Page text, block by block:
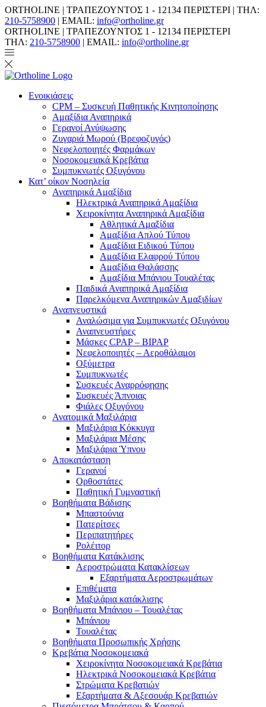
ORTHOLINE | ΤΡΑΠΕΖΟΥΝΤΟΣ 1 - 12134 ΠΕΡΙΣΤΕΡΙ | ΤΗΛ:
210-5758900 | EMAIL: info@ortholine.gr
ORTHOLINE | ΤΡΑΠΕΖΟΥΝΤΟΣ 1 - 12134 ΠΕΡΙΣΤΕΡΙ
ΤΗΛ: 210-5758900 | EMAIL: info@ortholine.gr
Ενοικιάσεις
CPM – Συσκευή Παθητικής Κινητοποίησης
Αμαξίδια Αναπηρικά
Γερανοί Ανύψωσης
Ζυγαριά Μωρού (Βρεφοζυγός)
Νεφελοποιητές Φαρμάκων
Νοσοκομειακά Κρεβάτια
Συμπυκνωτές Οξυγόνου
Κατ’ οίκον Νοσηλεία
Αναπηρικά Αμαξίδια
Ηλεκτρικά Αναπηρικά Αμαξίδια
Χειροκίνητα Αναπηρικά Αμαξίδια
Αθλητικά Αμαξίδια
Αμαξίδια Απλού Τύπου
Αμαξίδια Ειδικού Τύπου
Αμαξίδια Ελαφρού Τύπου
Αμαξίδια Θαλάσσης
Αμαξίδια Μπάνιου Τουαλέτας
Παιδικά Αναπηρικά Αμαξίδια
Παρελκόμενα Αναπηρικών Αμαξιδίων
Αναπνευστικά
Αναλώσιμα για Συμπυκνωτές Οξυγόνου
Αναπνευστήρες
Μάσκες CPAP – BIPAP
Νεφελοποιητές – Αεροθάλαμοι
Οξύμετρα
Συμπυκνωτές
Συσκευές Αναρρόφησης
Συσκευές Άπνοιας
Φιάλες Οξυγόνου
Ανατομικά Μαξιλάρια
Μαξιλάρια Κόκκυγα
Μαξιλάρια Μέσης
Μαξιλάρια Ύπνου
Αποκατάσταση
Γερανοί
Ορθοστάτες
Παθητική Γυμναστική
Βοηθήματα Βάδισης
Μπαστούνια
Πατερίτσες
Περιπατητήρες
Ρολέιτορ
Βοηθήματα Κατάκλισης
Αεροστρώματα Κατακλίσεων
Εξαρτήματα Αεροστρωμάτων
Επιθέματα
Μαξιλάρια κατάκλισης
Βοηθήματα Μπάνιου – Τουαλέτας
Μπάνιου
Τουαλέτας
Βοηθήματα Προσωπικής Χρήσης
Κρεβάτια Νοσοκομειακά
Χειροκίνητα Νοσοκομειακά Κρεβάτια
Ηλεκτρικά Νοσοκομειακά Κρεβάτια
Στρώματα Κρεβατιών
Εξαρτήματα & Αξεσουάρ Κρεβατιών